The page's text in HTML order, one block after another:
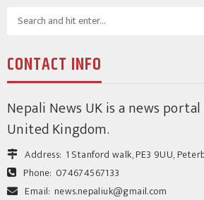
सातौं प्रतिभा नक्षत्र अगस्ट १६ मा हुँदै,
बालबालिकालाई सहभागी गराउन
श्रीकृष्ण उप्रेती 1 month ago
CONTACT INFO
Nepali News UK is a news
United Kingdom.
Address: 1 Stanford walk, PE3 9UU,
Phone: 074674567133
Email: news.nepaliuk@gmail.com